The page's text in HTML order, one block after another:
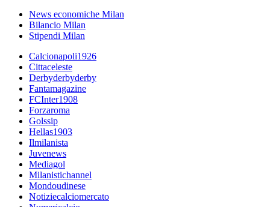
News economiche Milan
Bilancio Milan
Stipendi Milan
Calcionapoli1926
Cittaceleste
Derbyderbyderby
Fantamagazine
FCInter1908
Forzaroma
Golssip
Hellas1903
Ilmilanista
Juvenews
Mediagol
Milanistichannel
Mondoudinese
Notiziecalciomercato